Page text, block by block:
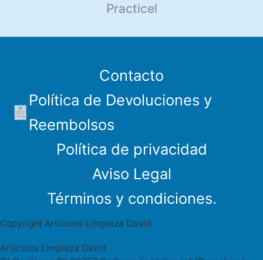
Practicel
Contacto
Política de Devoluciones y
Reembolsos
Política de privacidad
Aviso Legal
Términos y condiciones.
Copyright Articulos Limpieza David
Artículos Limpieza David